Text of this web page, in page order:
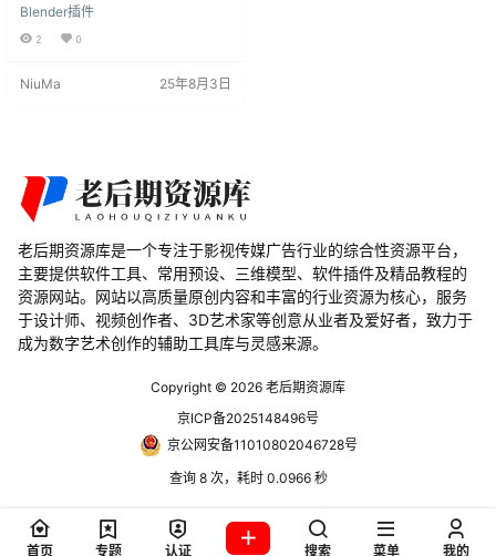
包含134个低多边形的奇幻风格3D
模型，适用于Blender。这套资产预
丰富的场景构建选项。 Blender资产
支持额外的颜色…
Blender插件
2 0
NiuMa 25年8月3日
老后期资源库是一个专注于影视传媒广告行业的综合性资源平台，
主要提供软件工具、常用预设、三维模型、软件插件及精品教程的
资源网站。网站以高质量原创内容和丰富的行业资源为核心，服务
于设计师、视频创作者、3D艺术家等创意从业者及爱好者，致力于
成为数字艺术创作的辅助工具库与灵感来源。
Copyright © 2026 老后期资源库
京ICP备2025148496号
京公网安备11010802046728号
查询 8 次，耗时 0.0966 秒
首页 专题 认证 搜索 菜单 我的